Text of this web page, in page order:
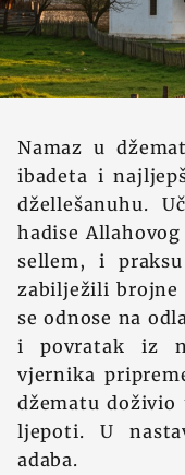
Namaz u
ibadeta i
džellešanuhu.
hadise
sellem, i
zabilježili brojne
se odnose na
i povratak iz
vjernika
džematu
ljepoti. U
adaba.